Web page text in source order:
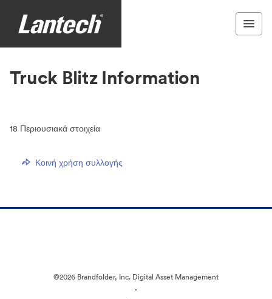
Truck Blitz Information
18 Περιουσιακά στοιχεία
Κοινή χρήση συλλογής
©2026 Brandfolder, Inc. Digital Asset Management
·